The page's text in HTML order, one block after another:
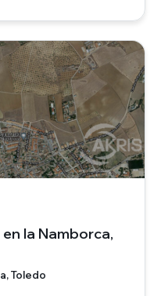
la Namborca,
Toledo